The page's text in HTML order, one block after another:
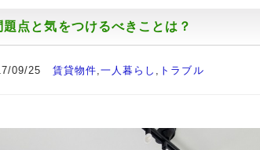
点と気をつけるべきことは？
09/25 賃貸物件,一人暮らし , トラブル